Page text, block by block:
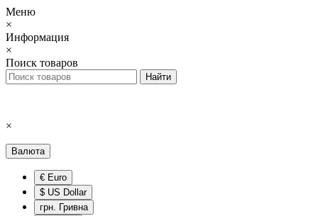
Меню
×
Информация
×
Поиск товаров
×
Валюта
€ Euro
$ US Dollar
грн. Гривна